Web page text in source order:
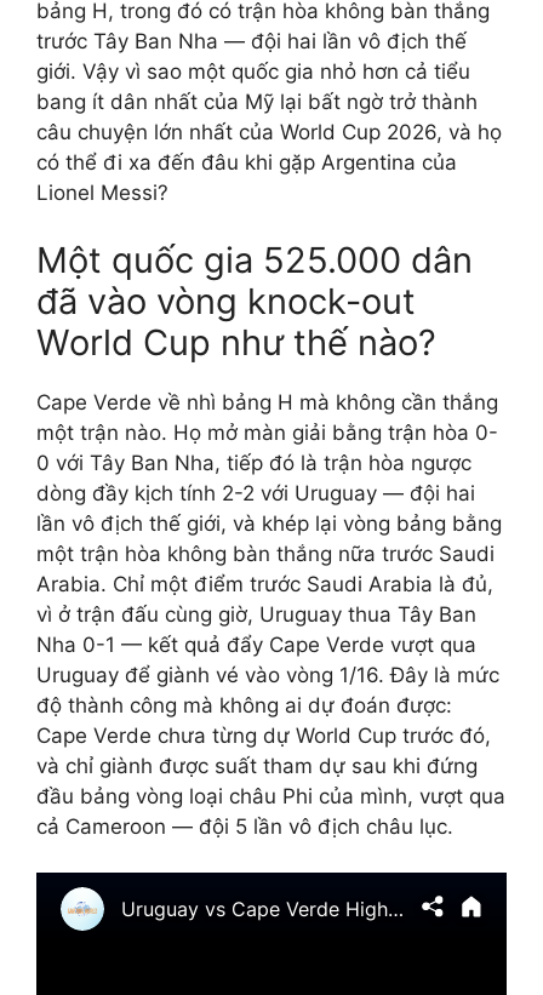
bảng H, trong đó có trận hòa không bàn thắng
trước Tây Ban Nha — đội hai lần vô địch thế
giới. Vậy vì sao một quốc gia nhỏ hơn cả tiểu
bang ít dân nhất của Mỹ lại bất ngờ trở thành
câu chuyện lớn nhất của World Cup 2026, và họ
có thể đi xa đến đâu khi gặp Argentina của
Lionel Messi?
Một quốc gia 525.000 dân
đã vào vòng knock-out
World Cup như thế nào?
Cape Verde về nhì bảng H mà không cần thắng
một trận nào. Họ mở màn giải bằng trận hòa 0-
0 với Tây Ban Nha, tiếp đó là trận hòa ngược
dòng đầy kịch tính 2-2 với Uruguay — đội hai
lần vô địch thế giới, và khép lại vòng bảng bằng
một trận hòa không bàn thắng nữa trước Saudi
Arabia. Chỉ một điểm trước Saudi Arabia là đủ,
vì ở trận đấu cùng giờ, Uruguay thua Tây Ban
Nha 0-1 — kết quả đẩy Cape Verde vượt qua
Uruguay để giành vé vào vòng 1/16. Đây là mức
độ thành công mà không ai dự đoán được:
Cape Verde chưa từng dự World Cup trước đó,
và chỉ giành được suất tham dự sau khi đứng
đầu bảng vòng loại châu Phi của mình, vượt qua
cả Cameroon — đội 5 lần vô địch châu lục.